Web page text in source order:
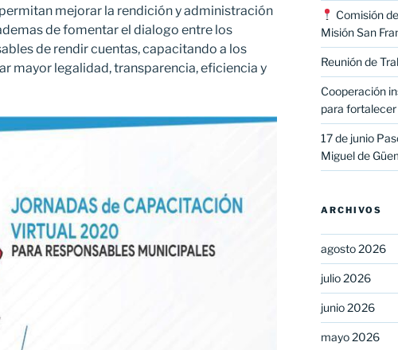
mejorar la rendición y administración
de fomentar el dialogo entre los
de rendir cuentas, capacitando a los
mayor legalidad, transparencia, eficiencia y
Comisión
Misión San
Reunión de
Cooperación
para
17 de junio
Miguel de
ARCHIVOS
agosto 2026
julio 2026
junio 2026
mayo 2026